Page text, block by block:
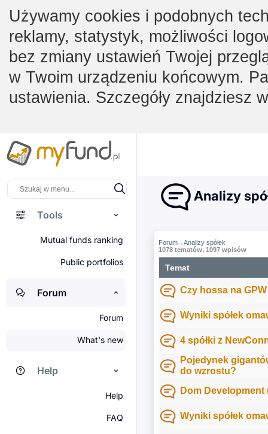
Używamy cookies i podobnych
reklamy, statystyk, możliwości
bez zmiany ustawień Twojej
w Twoim urządzeniu końcowym.
ustawienia. Szczegóły znajdziesz
Tools
Mutual funds ranking
Public portfolios
Forum
Forum
What's new
Help
Help
FAQ
Analizy
Forum→Analizy spółek
1078 tematów, 1097 wpisów
Temat
Czy hossa na
Wyniki spółek
4 spółki z
Pojedynek
do wzrostu?
Dom
Wyniki spółek